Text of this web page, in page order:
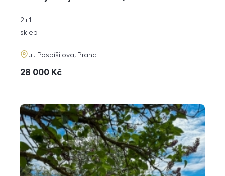
rozměry
2+1
funkce
sklep
adresa
ul. Pospíšilova, Praha
cena
28 000 Kč